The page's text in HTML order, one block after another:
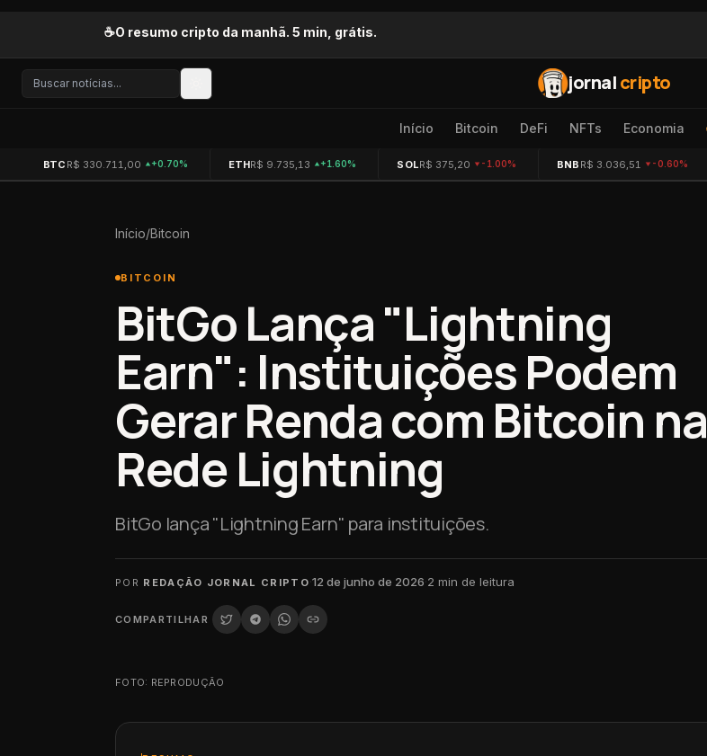
☕ O resumo cripto da manhã. 5 min, grátis.
jornalcripto
Início Bitcoin DeFi NFTs Economia
Início /Bitcoin
BitGo Lança "Lightning
Earn": Instituições Podem
Gerar Renda com Bitcoin na
Rede Lightning
BitGo lança "Lightning Earn" para instituições.
REDAÇÃO JORNAL CRIPTO
FOTO: REPRODUÇÃO